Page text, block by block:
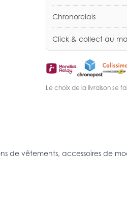
Chronorelais
Click & collect au
Le choix de la livraison se
de vêtements, accessoires de